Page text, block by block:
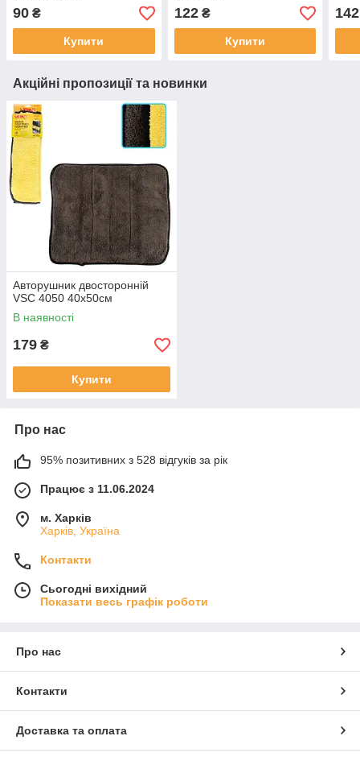
90 ₴
Купити
122₴
Купити
142
Акційні пропозиції та новинки
Авторушник двосторонній
VSC 4050 40х50см
В наявності
179 ₴
Купити
Про нас
95% позитивних з 528 відгуків за рік
Працює з 11.06.2024
м. Харків
Харків, Україна
Контакти
Сьогодні вихідний
Показати весь графік роботи
Про нас
Контакти
Доставка та оплата